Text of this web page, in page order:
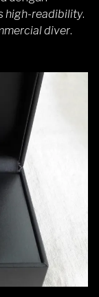
high-readibility.
diver.